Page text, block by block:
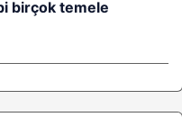
birçok temele